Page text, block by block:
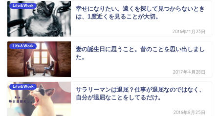
Life＆Work
幸せになりたい。遠くを探して見つからないとき
は、1度近くを見ることが大切。
2016年11月23日
Life＆Work
妻の誕生日に思うこと。昔のことを思い出しまし
た。
2017年4月28日
Life＆Work
サラリーマンは退屈？仕事が退屈なのではなく、
自分が退屈なことをしてるだけ。
2016年8月25日